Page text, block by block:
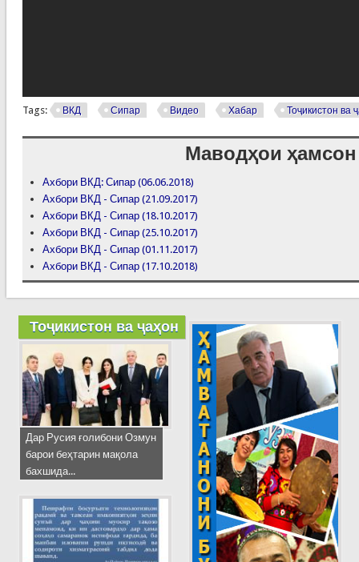
Tags: ВКД Сипар Видео Хабар Тоҷикистон ва
Маводҳои ҳамсон
Ахбори ВКД: Сипар (06.06.2018)
Ахбори ВКД - Сипар (21.09.2017)
Ахбори ВКД - Сипар (18.10.2017)
Ахбори ВКД - Сипар (25.10.2017)
Ахбори ВКД - Сипар (01.11.2017)
Ахбори ВКД - Сипар (17.10.2018)
Тоҷикистон ва ҷаҳон
Дар Русия ғолибони Озмун
барои беҳтарин мақола
бахшида...